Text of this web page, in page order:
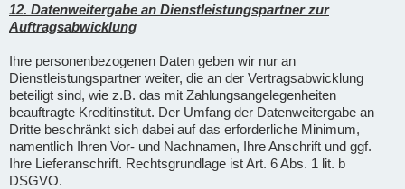
12. Datenweitergabe an Dienstleistungspartner zur
Auftragsabwicklung
Ihre personenbezogenen Daten geben wir nur an
Dienstleistungspartner weiter, die an der Vertragsabwicklung
beteiligt sind, wie z.B. das mit Zahlungsangelegenheiten
beauftragte Kreditinstitut. Der Umfang der Datenweitergabe an
Dritte beschränkt sich dabei auf das erforderliche Minimum,
namentlich Ihren Vor- und Nachnamen, Ihre Anschrift und ggf.
Ihre Lieferanschrift. Rechtsgrundlage ist Art. 6 Abs. 1 lit. b
DSGVO.